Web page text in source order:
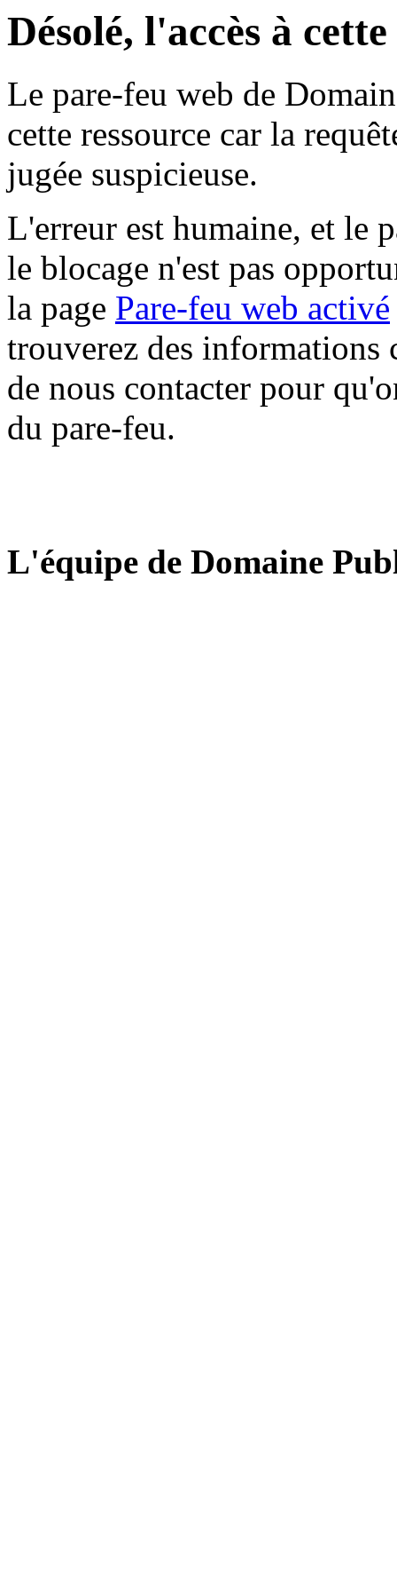
Désolé, l'accès à
Le pare-feu web de
cette ressource car la
jugée suspicieuse.
L'erreur est humaine, et le
le blocage n'est pas
la page Pare-feu web activé
trouverez des informations
de nous contacter pour
du pare-feu.
L'équipe de Domaine